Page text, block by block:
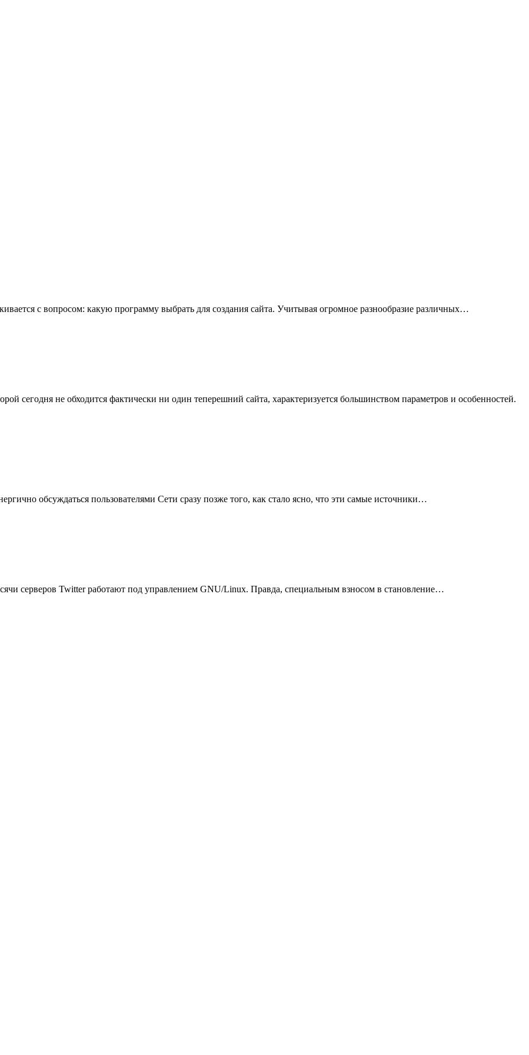
с вопросом: какую программу выбрать для создания сайта. Учитывая огромное разнообразие различных…
сегодня не обходится фактически ни один теперешний сайта, характеризуется большинством параметров и особенностей.
обсуждаться пользователями Сети сразу позже того, как стало ясно, что эти самые источники…
серверов Twitter работают под управлением GNU/Linux. Правда, специальным взносом в становление…